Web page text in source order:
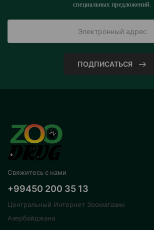
специальных предложений.
ПОДПИСАТЬСЯ
Свяжитесь с нами
+99450 200 35 13
Центральный Интернет Зоомагазин
Азербайджана